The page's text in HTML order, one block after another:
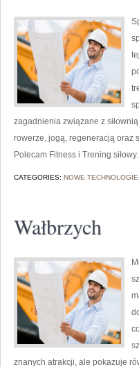
zagadnienia związane z
rowerze, jogą, regeneracją oraz
Polecam Fitness i Trening
CATEGORIES: NOWE TECHNOLOGIE
Wałbrzych
znanych atrakcji, ale pokazuje